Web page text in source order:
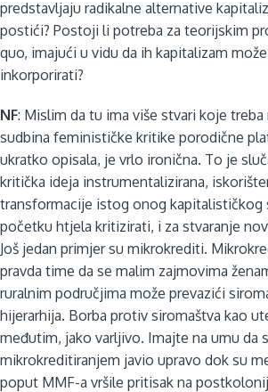
predstavljaju radikalne alternative
postići? Postoji li potreba za teorijskim
quo, imajući u vidu da ih kapitalizam
inkorporirati?
NF: Mislim da tu ima više stvari koje treba
sudbina feminističke kritike porodične
ukratko opisala, je vrlo ironična. To je
kritička ideja instrumentalizirana,
transformacije istog onog kapitalističkog
početku htjela kritizirati, i za stvaranje
Još jedan primjer su mikrokrediti.
pravda time da se malim zajmovima
ruralnim područjima može prevazići
hijerarhija. Borba protiv siromaštva kao
međutim, jako varljivo. Imajte na umu da
mikrokreditiranjem javio upravo dok su
poput MMF-a vršile pritisak na